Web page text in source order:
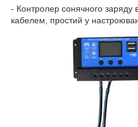
- Контролер сонячного заряду
кабелем, простий у